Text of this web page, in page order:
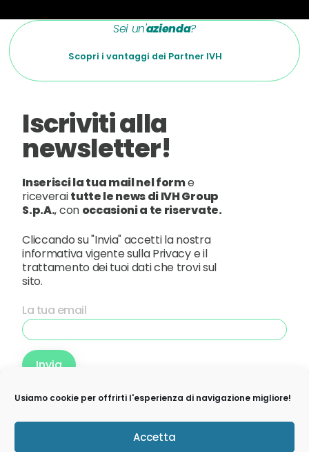
Usiamo cookie per offrirti l'esperienza di navigazione migliore!
Accetta
Sei un'azienda?
Scopri i vantaggi dei Partner IVH
Iscriviti alla
newsletter!
Inserisci la tua mail nel forme
riceveraitutte le news di IVH Group
S.p.A., con occasioni a te riservate.
Cliccando su "Invia" accetti la nostra
informativa vigente sulla Privacy e il
trattamento dei tuoi dati che trovi sul
sito.
La tua email
© 2026 IVH Group S.p.A | Via Visconti di Modrone, 7 -
20122 Milano | P.IVA, Codice fiscale e n.iscr. al Registro